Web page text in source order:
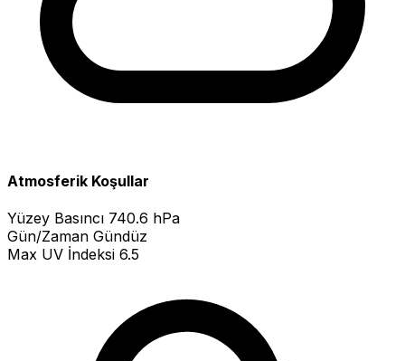
Atmosferik Koşullar
Yüzey Basıncı 740.6 hPa
Gün/Zaman Gündüz
Max UV İndeksi 6.5